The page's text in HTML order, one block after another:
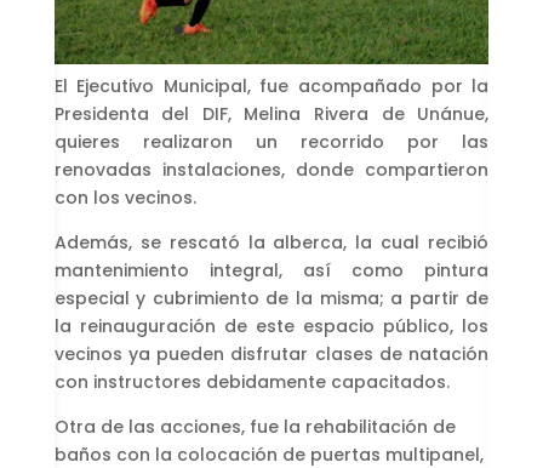
El Ejecutivo Municipal, fue acompañado por la
Presidenta del DIF, Melina Rivera de Unánue,
quieres realizaron un recorrido por las
renovadas instalaciones, donde compartieron
con los vecinos.
Además, se rescató la alberca, la cual recibió
mantenimiento integral, así como pintura
especial y cubrimiento de la misma; a partir de
la reinauguración de este espacio público, los
vecinos ya pueden disfrutar clases de natación
con instructores debidamente capacitados.
Otra de las acciones, fue la rehabilitación de
baños con la colocación de puertas multipanel,